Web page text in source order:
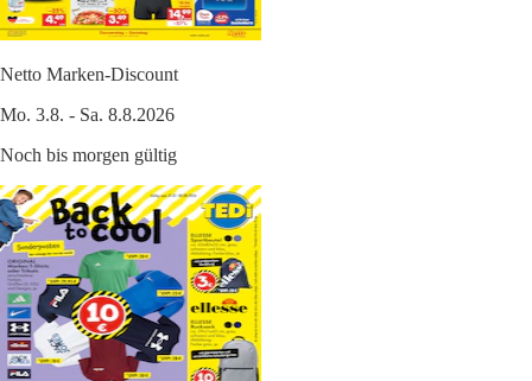
Netto Marken-Discount
Mo. 3.8. - Sa. 8.8.2026
Noch bis morgen gültig